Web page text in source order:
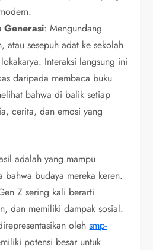
Generasi: Mengundang
atau sesepuh adat ke sekolah
Interaksi langsung ini
daripada membaca buku
bahwa di balik setiap
cerita, dan emosi yang
adalah yang mampu
bahwa budaya mereka keren.
Z sering kali berarti
dan memiliki dampak sosial.
olehsmp-
potensi besar untuk